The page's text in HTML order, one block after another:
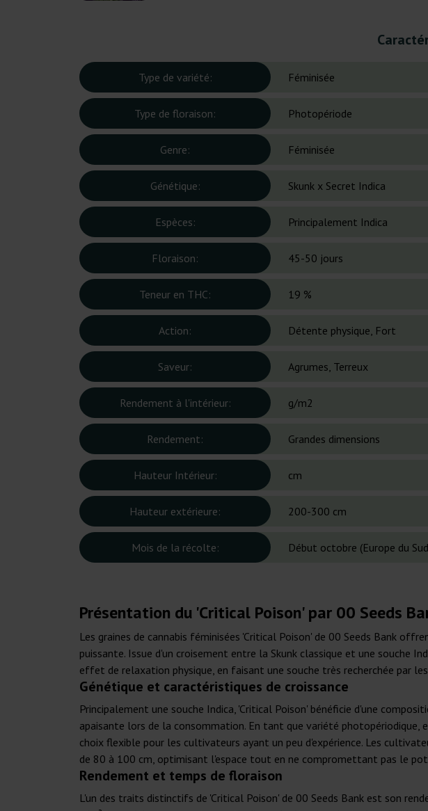
Type de variété: Féminisée
Type de floraison: Photopériode
Genre: Féminisée
Génétique: Skunk x Secret Indica
Espèces: Principalement Indica
Floraison: 45-50 jours
Teneur en THC: 19 %
Action: Détente physique, Fort
Saveur: Agrumes, Terreux
Rendement à l'intérieur: g/m2
Rendement: Grandes dimensions
Hauteur Intérieur: cm
Hauteur extérieure: 200-300 cm
Mois de la récolte: Début octobre (Europe du
Présentation du 'Critical Poison' par 00 Seeds
Les graines de cannabis féminisées 'Critical Poison' de 00 Seeds Bank
puissante. Issue d'un croisement entre la Skunk classique et une
effet de relaxation physique, en faisant une souche très recherchée par
Génétique et caractéristiques de croissance
Principalement une souche Indica, 'Critical Poison' bénéficie d'une
apaisante lors de la consommation. En tant que variété photopériodique,
choix flexible pour les cultivateurs ayant un peu d'expérience. Les
de 80 à 100 cm, optimisant l'espace tout en ne compromettant pas le
Rendement et temps de floraison
L'un des traits distinctifs de 'Critical Poison' de 00 Seeds Bank est son